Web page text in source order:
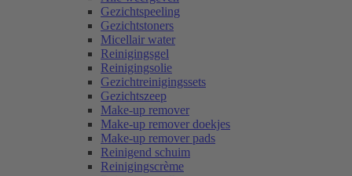
Gezichtspeeling
Gezichtstoners
Micellair water
Reinigingsgel
Reinigingsolie
Gezichtreinigingssets
Gezichtszeep
Make-up remover
Make-up remover doekjes
Make-up remover pads
Reinigend schuim
Reinigingscrème